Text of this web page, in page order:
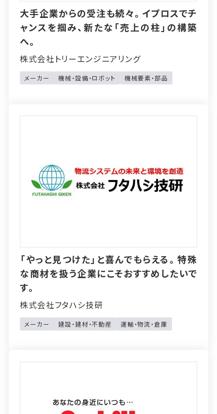
大手企業からの受注も続々。イプロスでチ
ャンスを掴み、新たな「売上の柱」の構築
へ。
株式会社トリーエンジニアリング
メーカー 機械・設備・ロボット 機械要素・部品
「やっと見つけた」と喜んでもらえる。特殊
な商材を扱う企業にこそおすすめしたいで
す。
株式会社フタハシ技研
メーカー 建設・建材・不動産 運輸・物流・倉庫